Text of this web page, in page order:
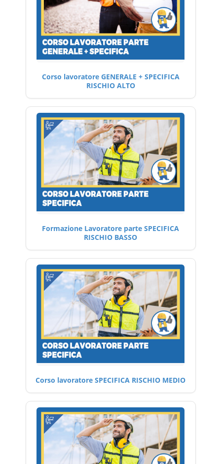
Corso lavoratore GENERALE + SPECIFICA
RISCHIO ALTO
Formazione Lavoratore parte SPECIFICA
RISCHIO BASSO
Corso lavoratore SPECIFICA RISCHIO MEDIO